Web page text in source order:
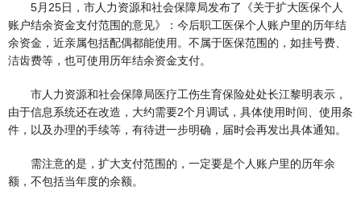
5月25日，市人力资源和社会保障局发布了《关于扩大医保个人
账户结余资金支付范围的意见》：今后职工医保个人账户里的历年结
余资金，近亲属包括配偶都能使用。不属于医保范围的，如挂号费、
洁齿费等，也可使用历年结余资金支付。
市人力资源和社会保障局医疗工伤生育保险处处长江黎明表示，
由于信息系统还在改造，大约需要2个月调试，具体使用时间、使用条
件，以及办理的手续等，有待进一步明确，届时会再发出具体通知。
需注意的是，扩大支付范围的，一定要是个人账户里的历年余
额，不包括当年度的余额。